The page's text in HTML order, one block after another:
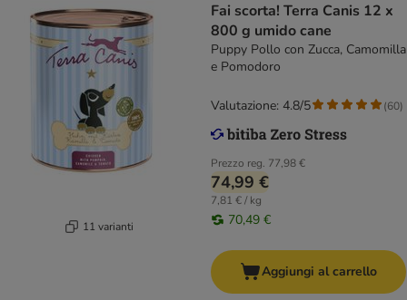
11 varianti
Fai scorta! Terra Canis 12 x
800 g umido cane
Puppy Pollo con Zucca, Camomilla
e Pomodoro
Prezzo reg. 77,98 €
74,99 €
7,81 € / kg
70,49 €
Valutazione: 4.8/5 (60)
Aggiungi al carrello